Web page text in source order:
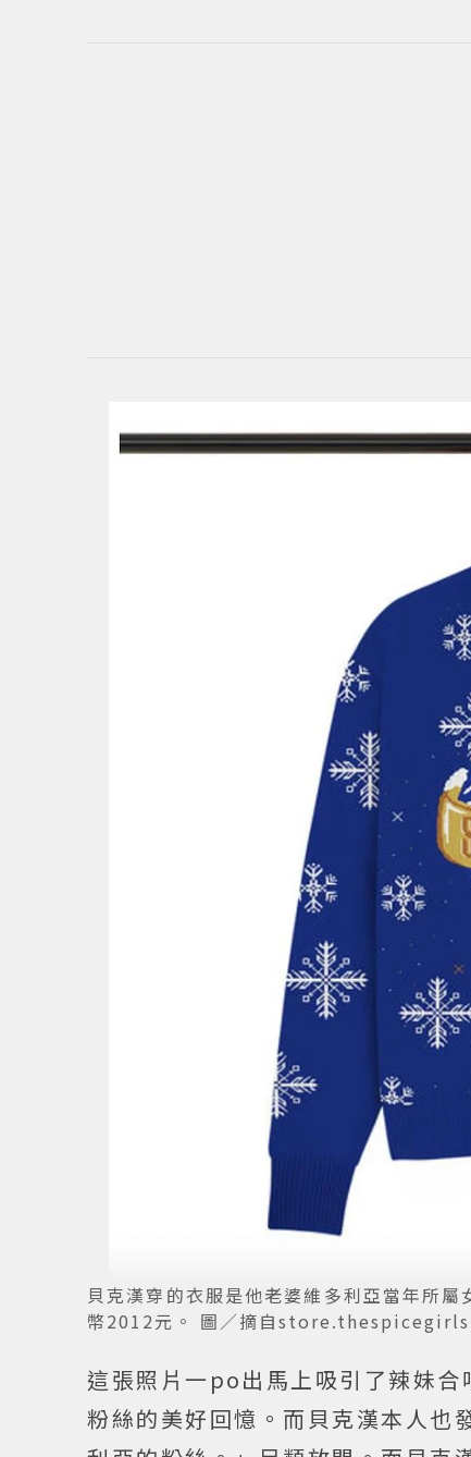
貝克漢穿的衣服是他老婆維多利亞當年所
幣2012元。 圖／摘自
這張照片一po出馬上吸引了辣妹
粉絲的美好回憶。而貝克漢本人也